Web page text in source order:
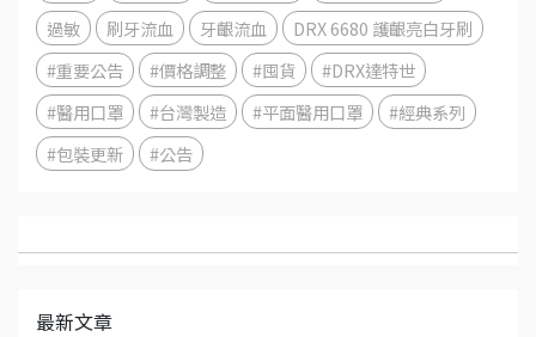
過敏
刷牙流血 牙齦流血
DRX 6680 護齦亮白牙刷
#重要公告
#價格調整 #囤貨
#DRX達特世
#醫用口罩
#台灣製造 #平面醫用口罩
#經典系列
#包裝更新
#公告
最新文章